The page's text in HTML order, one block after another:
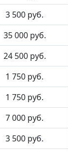
3 500 руб.
35 000 руб.
24 500 руб.
1 750 руб.
1 750 руб.
7 000 руб.
3 500 руб.